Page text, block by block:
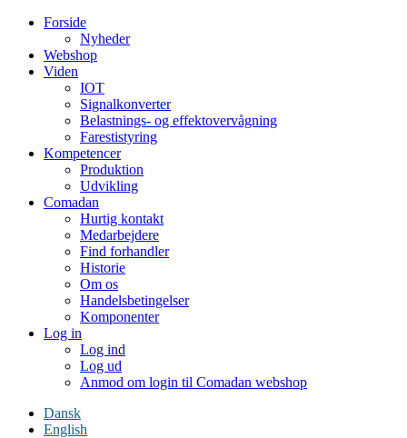
Forside
Nyheder
Webshop
Viden
IOT
Signalkonverter
Belastnings- og effektovervågning
Farestistyring
Kompetencer
Produktion
Udvikling
Comadan
Hurtig kontakt
Medarbejdere
Find forhandler
Historie
Om os
Handelsbetingelser
Komponenter
Log in
Log ind
Log ud
Anmod om login til Comadan webshop
Dansk
English